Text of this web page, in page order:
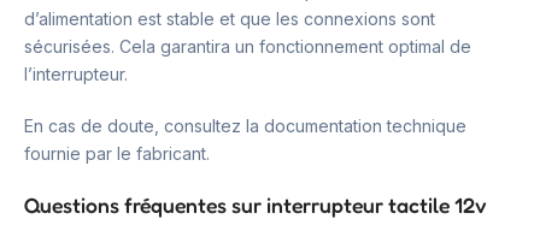
d’alimentation est stable et que les connexions sont
sécurisées. Cela garantira un fonctionnement optimal de
l’interrupteur.
En cas de doute, consultez la documentation technique
fournie par le fabricant.
Questions fréquentes sur interrupteur tactile 12v